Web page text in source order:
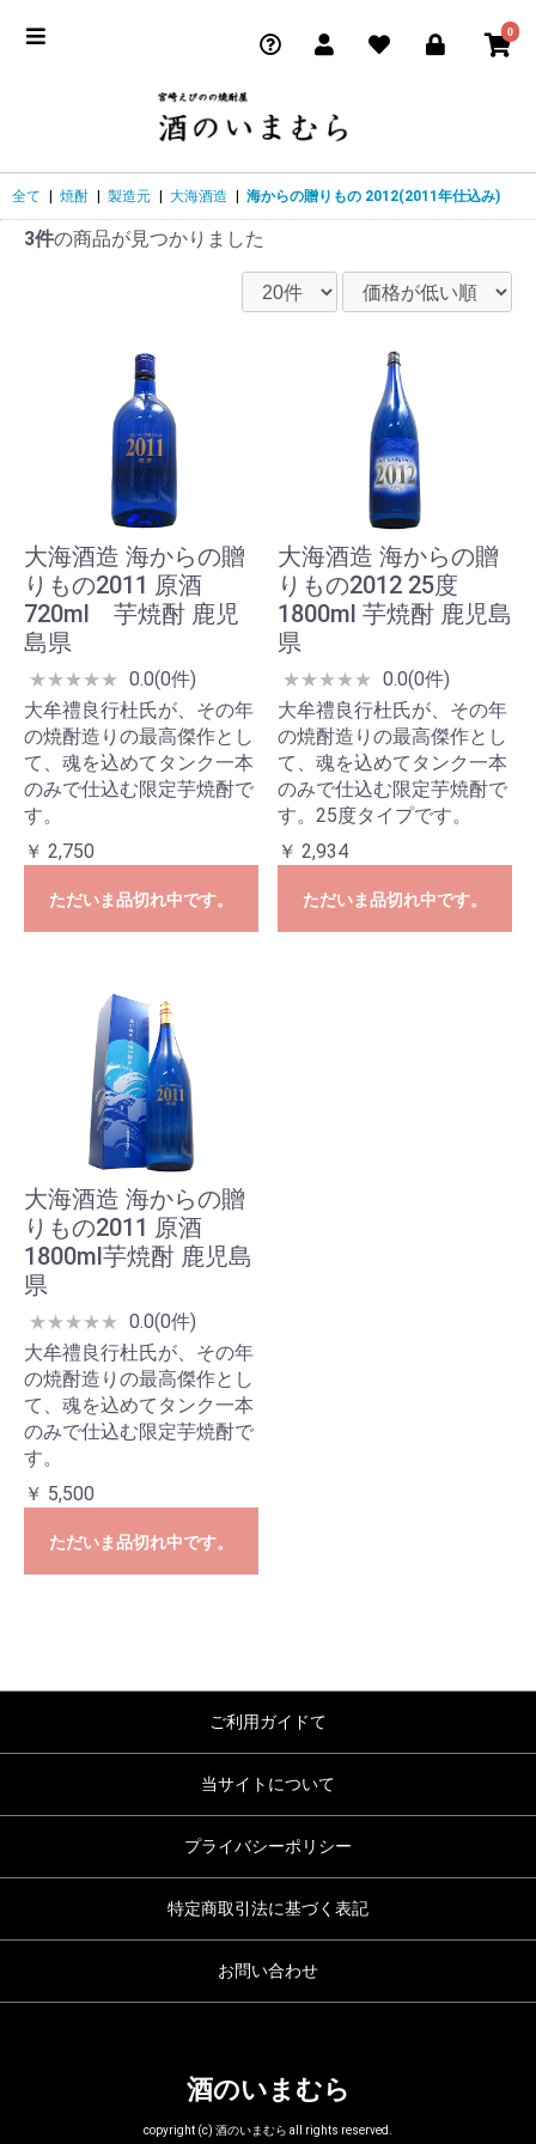
0
全て 焼酎 製造元 大海酒造 海からの贈りもの 2012(2011年仕込み)
3件の商品が見つかりました
大海酒造 海からの贈
りもの2011 原酒
720ml 芋焼酎 鹿児
島県
★★★★★ 0.0(0件)
大牟禮良行杜氏が、その年
の焼酎造りの最高傑作とし
て、魂を込めてタンク一本
のみで仕込む限定芋焼酎で
す。
￥ 2,750
ただいま品切れ中です。
大海酒造 海からの贈
りもの2012 25度
1800ml 芋焼酎 鹿児島
県
★★★★★ 0.0(0件)
大牟禮良行杜氏が、その年
の焼酎造りの最高傑作とし
て、魂を込めてタンク一本
のみで仕込む限定芋焼酎で
す。25度タイプです。
￥ 2,934
ただいま品切れ中です。
大海酒造 海からの贈
りもの2011 原酒
1800ml芋焼酎 鹿児島
県
★★★★★ 0.0(0件)
大牟禮良行杜氏が、その年
の焼酎造りの最高傑作とし
て、魂を込めてタンク一本
のみで仕込む限定芋焼酎で
す。
￥ 5,500
ただいま品切れ中です。
ご利用ガイドて
当サイトについて
プライバシーポリシー
特定商取引法に基づく表記
お問い合わせ
酒のいまむら
copyright (c) 酒のいまむら all rights reserved.